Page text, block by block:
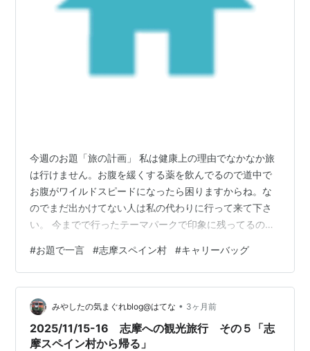
今週のお題「旅の計画」 私は健康上の理由でなかなか旅
は行けません。お腹を緩くする薬を飲んでるので道中で
お腹がワイルドスピードになったら困りますからね。な
のでまだ出かけてない人は私の代わりに行って来て下さ
い。 今までで行ったテーマパークで印象に残ってるのは
緒が溢れる所に行ったけど、ずーっとあの感覚を覚えて
ます。 この志摩スペイン村周辺はグルメ旅としても魅力
があります。海産物が有名ですが、もうちょっと足を伸
ばせば山の物もあります。ただ一泊二泊する計画でない
と回りきれないかも知れません。 それと、旅行カバンっ
てみなさんどんなの使ってんでしょうか。車輪…
#お題で一言 #志摩スペイン村 #キャリーバッグ
みやしたの気まぐれblog@はてな • 3ヶ月前
2025/11/15-16 志摩への観光旅行 その５「志
摩スペイン村から帰る」